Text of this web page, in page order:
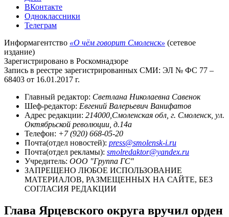
ВКонтакте
Одноклассники
Телеграм
Информагентство «О чём говорит Смоленск» (сетевое
издание)
Зарегистрировано в Роскомнадзоре
Запись в реестре зарегистрированных СМИ: ЭЛ № ФС 77 –
68403 от 16.01.2017 г.
Главный редактор: Светлана Николаевна Савенок
Шеф-редактор: Евгений Валерьевич Ванифатов
Адрес редакции: 214000,Смоленская обл, г. Смоленск, ул.
Октябрьской революции, д.14а
Телефон: +7 (920) 668-05-20
Почта(отдел новостей): press@smolensk-i.ru
Почта(отдел рекламы): smolredaktor@yandex.ru
Учредитель: ООО "Группа ГС"
ЗАПРЕЩЕНО ЛЮБОЕ ИСПОЛЬЗОВАНИЕ
МАТЕРИАЛОВ, РАЗМЕЩЕННЫХ НА САЙТЕ, БЕЗ
СОГЛАСИЯ РЕДАКЦИИ
Глава Ярцевского округа вручил орден